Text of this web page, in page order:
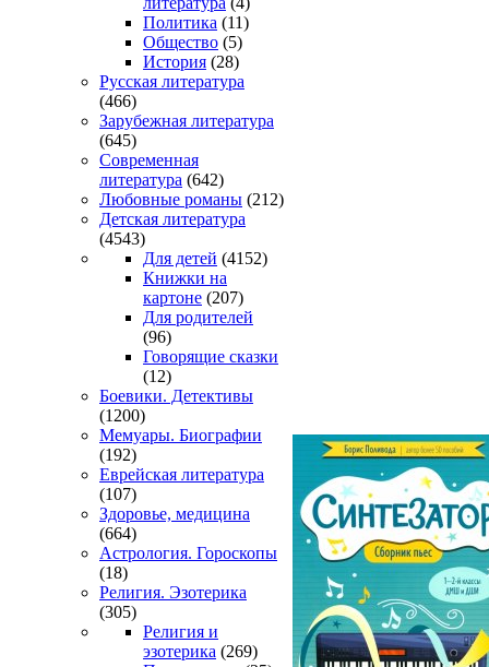
Политика (11)
Общество (5)
История (28)
Русская литература
(466)
Зарубежная литература
(645)
Современная
литература (642)
Любовные романы (212)
Детская литература
(4543)
Для детей (4152)
Книжки на
картоне (207)
Для родителей
(96)
Говорящие сказки
(12)
Боевики. Детективы
(1200)
Мемуары. Биографии
(192)
Еврейская литература
(107)
Здоровье, медицина
(664)
Астрология. Гороскопы
(18)
Религия. Эзотерика
(305)
Религия и
эзотерика (269)